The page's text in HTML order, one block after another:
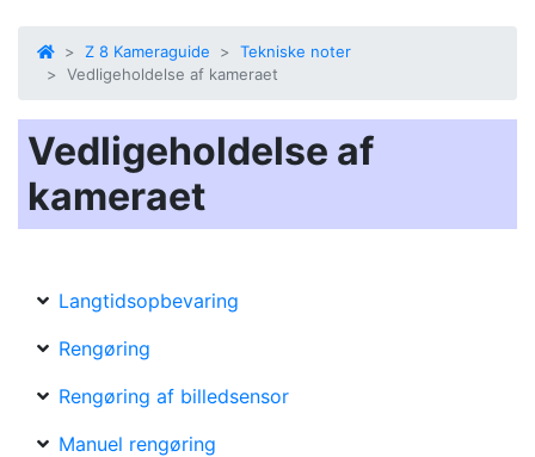
Z 8 Kameraguide
Tekniske noter
Vedligeholdelse af kameraet
Vedligeholdelse af
kameraet
Langtidsopbevaring
Rengøring
Rengøring af billedsensor
Manuel rengøring